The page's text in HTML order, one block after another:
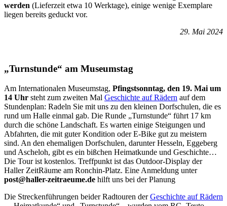
werden (Lieferzeit etwa 10 Werktage), einige wenige Exemplare
liegen bereits geduckt vor.
29. Mai 2024
„Turnstunde“ am Museumstag
Am Internationalen Museumstag, Pfingstsonntag, den 19. Mai um
14 Uhr steht zum zweiten Mal Geschichte auf Rädern auf dem
Stundenplan: Radeln Sie mit uns zu den kleinen Dorfschulen, die es
rund um Halle einmal gab. Die Runde „Turnstunde“ führt 17 km
durch die schöne Landschaft. Es warten einige Steigungen und
Abfahrten, die mit guter Kondition oder E-Bike gut zu meistern
sind. An den ehemaligen Dorfschulen, darunter Hesseln, Eggeberg
und Ascheloh, gibt es ein bißchen Heimatkunde und Geschichte…
Die Tour ist kostenlos. Treffpunkt ist das Outdoor-Display der
Haller ZeitRäume am Ronchin-Platz. Eine Anmeldung unter
post@haller-zeitraeume.de hilft uns bei der Planung
Die Streckenführungen beider Radtouren derGeschichte auf Rädern